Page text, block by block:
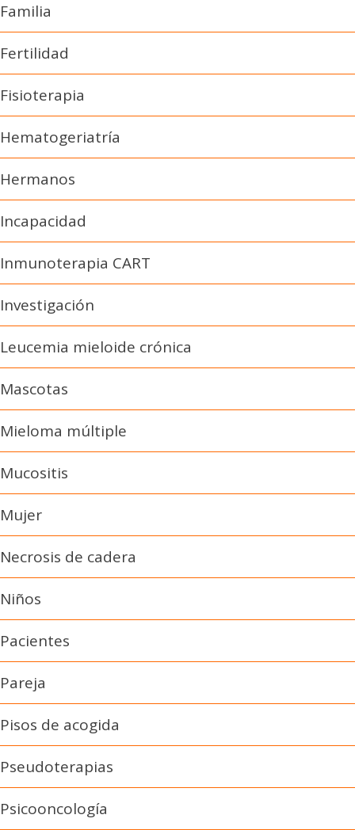
Familia
Fertilidad
Fisioterapia
Hematogeriatría
Hermanos
Incapacidad
Inmunoterapia CART
Investigación
Leucemia mieloide crónica
Mascotas
Mieloma múltiple
Mucositis
Mujer
Necrosis de cadera
Niños
Pacientes
Pareja
Pisos de acogida
Pseudoterapias
Psicooncología